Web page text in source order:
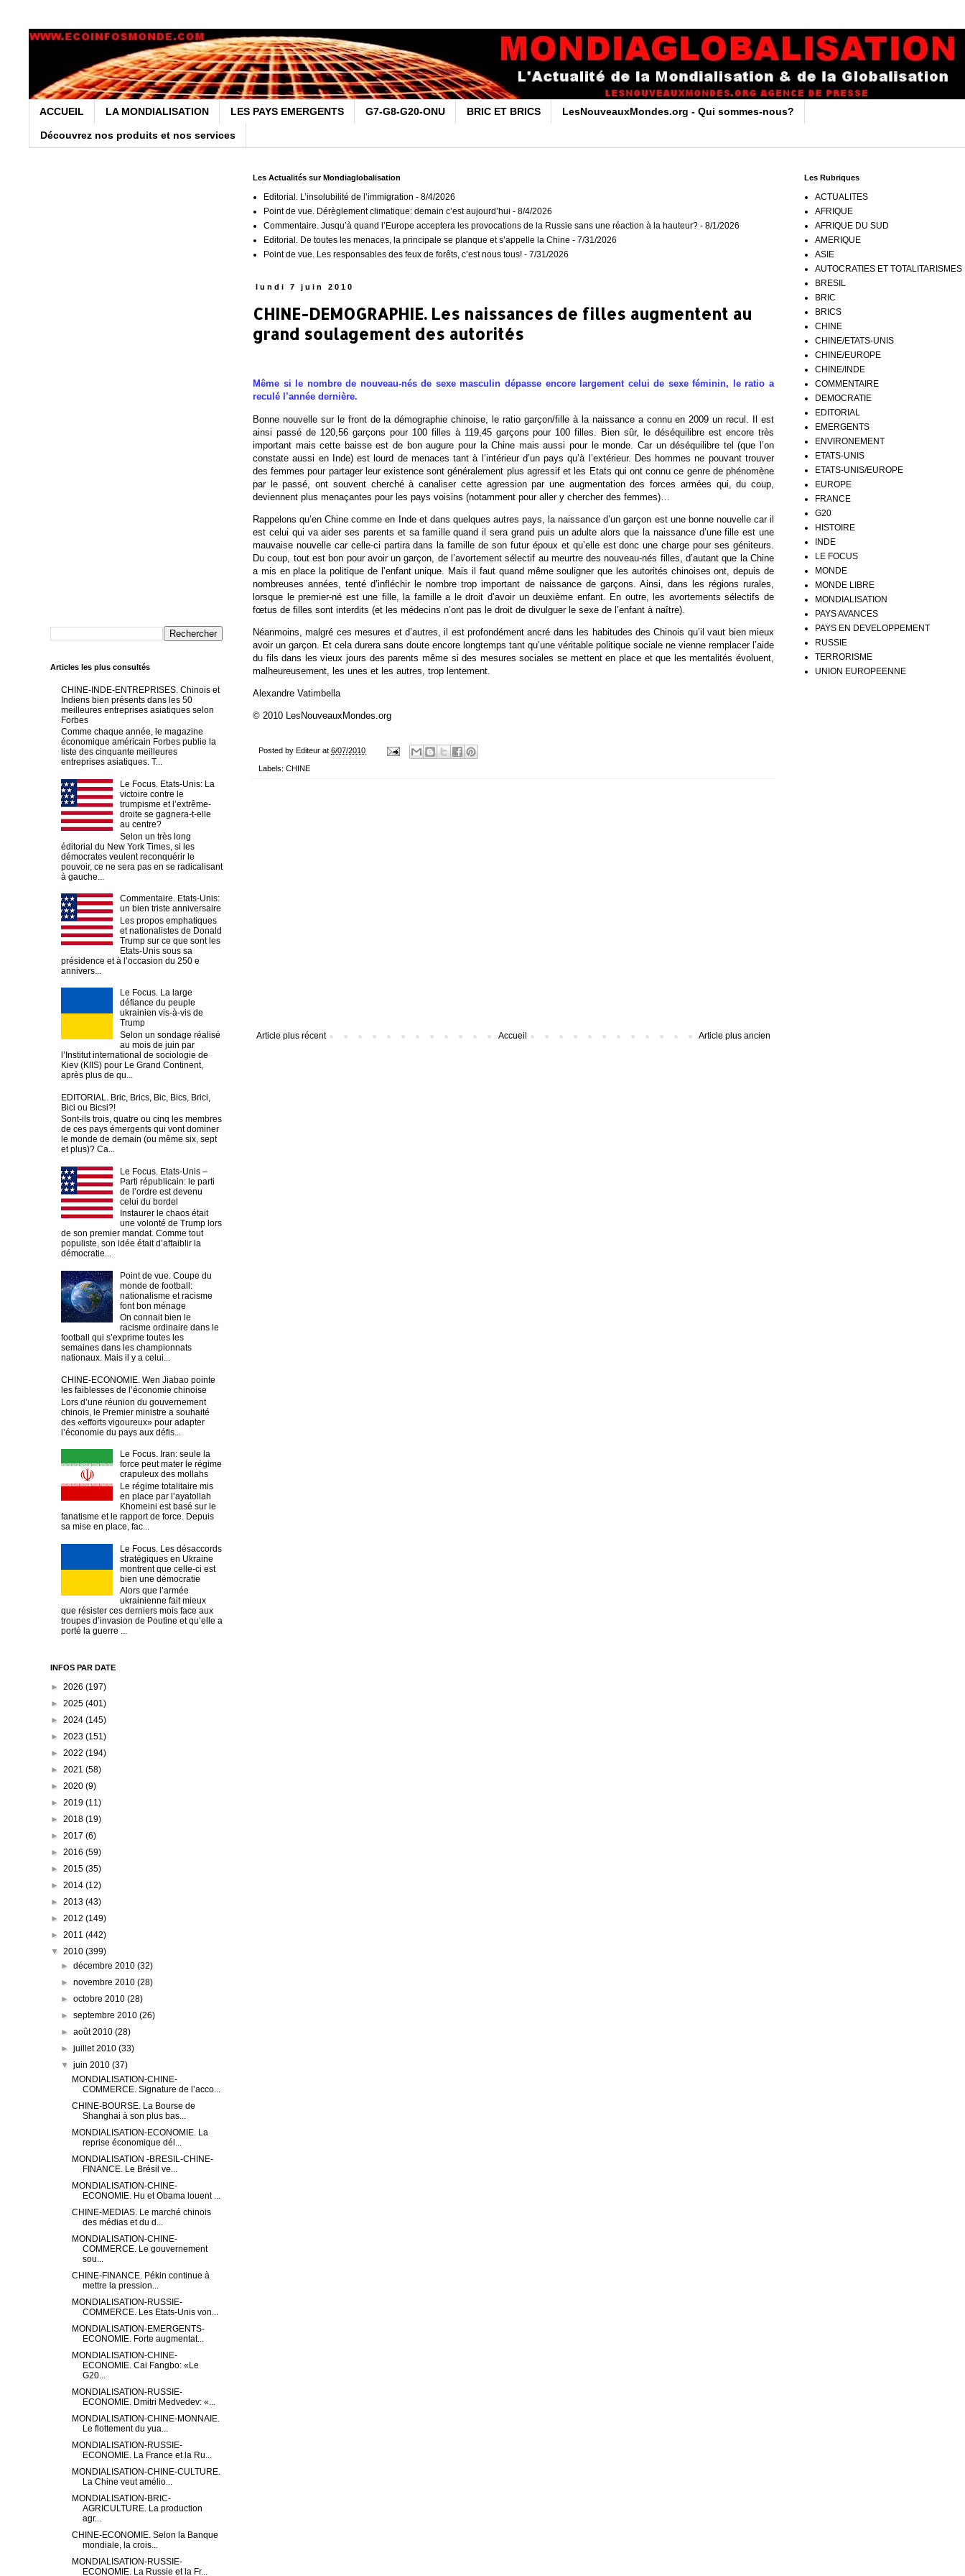
ACCUEIL LA MONDIALISATION LES PAYS EMERGENTS G7-G8-G20-ONU BRIC ET BRICS LesNouveauxMondes.org - Qui sommes-nous?
Découvrez nos produits et nos services
Les Actualités sur Mondiaglobalisation
Editorial. L’insolubilité de l’immigration - 8/4/2026
Point de vue. Dérèglement climatique: demain c’est aujourd’hui - 8/4/2026
Commentaire. Jusqu’à quand l’Europe acceptera les provocations de la Russie sans une réaction à la hauteur? - 8/1/2026
Editorial. De toutes les menaces, la principale se planque et s’appelle la Chine - 7/31/2026
Point de vue. Les responsables des feux de forêts, c’est nous tous! - 7/31/2026
lundi 7 juin 2010
CHINE-DEMOGRAPHIE. Les naissances de filles augmentent au
grand soulagement des autorités
Même si le nombre de nouveau-nés de sexe masculin dépasse encore largement celui de sexe féminin, le ratio a
reculé l’année dernière.
Bonne nouvelle sur le front de la démographie chinoise, le ratio garçon/fille à la naissance a connu en 2009 un recul. Il est
ainsi passé de 120,56 garçons pour 100 filles à 119,45 garçons pour 100 filles. Bien sûr, le déséquilibre est encore très
important mais cette baisse est de bon augure pour la Chine mais aussi pour le monde. Car un déséquilibre tel (que l’on
constate aussi en Inde) est lourd de menaces tant à l’intérieur d’un pays qu’à l’extérieur. Des hommes ne pouvant trouver
des femmes pour partager leur existence sont généralement plus agressif et les Etats qui ont connu ce genre de phénomène
par le passé, ont souvent cherché à canaliser cette agression par une augmentation des forces armées qui, du coup,
deviennent plus menaçantes pour les pays voisins (notamment pour aller y chercher des femmes)…
Rappelons qu’en Chine comme en Inde et dans quelques autres pays, la naissance d’un garçon est une bonne nouvelle car il
est celui qui va aider ses parents et sa famille quand il sera grand puis un adulte alors que la naissance d’une fille est une
mauvaise nouvelle car celle-ci partira dans la famille de son futur époux et qu’elle est donc une charge pour ses géniteurs.
Du coup, tout est bon pour avoir un garçon, de l’avortement sélectif au meurtre des nouveau-nés filles, d’autant que la Chine
a mis en place la politique de l’enfant unique. Mais il faut quand même souligner que les autorités chinoises ont, depuis de
nombreuses années, tenté d’infléchir le nombre trop important de naissance de garçons. Ainsi, dans les régions rurales,
lorsque le premier-né est une fille, la famille a le droit d’avoir un deuxième enfant. En outre, les avortements sélectifs de
fœtus de filles sont interdits (et les médecins n’ont pas le droit de divulguer le sexe de l’enfant à naître).
Néanmoins, malgré ces mesures et d’autres, il est profondément ancré dans les habitudes des Chinois qu’il vaut bien mieux
avoir un garçon. Et cela durera sans doute encore longtemps tant qu’une véritable politique sociale ne vienne remplacer l’aide
du fils dans les vieux jours des parents même si des mesures sociales se mettent en place et que les mentalités évoluent,
malheureusement, les unes et les autres, trop lentement.
Alexandre Vatimbella
© 2010 LesNouveauxMondes.org
Posted by Editeur at 6/07/2010
Labels: CHINE
Article plus récent Article plus ancien
Accueil
Articles les plus consultés
CHINE-INDE-ENTREPRISES. Chinois et
Indiens bien présents dans les 50
meilleures entreprises asiatiques selon
Forbes
Comme chaque année, le magazine
économique américain Forbes publie la
liste des cinquante meilleures
entreprises asiatiques. T...
Le Focus. Etats-Unis: La
victoire contre le
trumpisme et l’extrême-
droite se gagnera-t-elle
au centre?
Selon un très long
éditorial du New York Times, si les
démocrates veulent reconquérir le
pouvoir, ce ne sera pas en se radicalisant
à gauche...
Commentaire. Etats-Unis:
un bien triste anniversaire
Les propos emphatiques
et nationalistes de Donald
Trump sur ce que sont les
Etats-Unis sous sa
présidence et à l’occasion du 250 e
annivers...
Le Focus. La large
défiance du peuple
ukrainien vis-à-vis de
Trump
Selon un sondage réalisé
au mois de juin par
l’Institut international de sociologie de
Kiev (KIIS) pour Le Grand Continent,
après plus de qu...
EDITORIAL. Bric, Brics, Bic, Bics, Brici,
Bici ou Bicsi?!
Sont-ils trois, quatre ou cinq les membres
de ces pays émergents qui vont dominer
le monde de demain (ou même six, sept
et plus)? Ca...
Le Focus. Etats-Unis –
Parti républicain: le parti
de l’ordre est devenu
celui du bordel
Instaurer le chaos était
une volonté de Trump lors
de son premier mandat. Comme tout
populiste, son idée était d’affaiblir la
démocratie...
Point de vue. Coupe du
monde de football:
nationalisme et racisme
font bon ménage
On connait bien le
racisme ordinaire dans le
football qui s’exprime toutes les
semaines dans les championnats
nationaux. Mais il y a celui...
CHINE-ECONOMIE. Wen Jiabao pointe
les faiblesses de l’économie chinoise
Lors d’une réunion du gouvernement
chinois, le Premier ministre a souhaité
des «efforts vigoureux» pour adapter
l’économie du pays aux défis...
Le Focus. Iran: seule la
force peut mater le régime
crapuleux des mollahs
Le régime totalitaire mis
en place par l’ayatollah
Khomeini est basé sur le
fanatisme et le rapport de force. Depuis
sa mise en place, fac...
Le Focus. Les désaccords
stratégiques en Ukraine
montrent que celle-ci est
bien une démocratie
Alors que l’armée
ukrainienne fait mieux
que résister ces derniers mois face aux
troupes d’invasion de Poutine et qu’elle a
porté la guerre ...
INFOS PAR DATE
► 2026 (197)
► 2025 (401)
► 2024 (145)
► 2023 (151)
► 2022 (194)
► 2021 (58)
► 2020 (9)
► 2019 (11)
► 2018 (19)
► 2017 (6)
► 2016 (59)
► 2015 (35)
► 2014 (12)
► 2013 (43)
► 2012 (149)
► 2011 (442)
▼ 2010 (399)
►décembre 2010(32)
►novembre 2010(28)
►octobre 2010(28)
►septembre 2010(26)
►août 2010(28)
►juillet 2010(33)
▼juin 2010(37)
MONDIALISATION-CHINE-
COMMERCE. Signature de l’acco...
CHINE-BOURSE. La Bourse de
Shanghai à son plus bas...
MONDIALISATION-ECONOMIE. La
reprise économique dél...
MONDIALISATION -BRESIL-CHINE-
FINANCE. Le Brésil ve...
MONDIALISATION-CHINE-
ECONOMIE. Hu et Obama louent ...
CHINE-MEDIAS. Le marché chinois
des médias et du d...
MONDIALISATION-CHINE-
COMMERCE. Le gouvernement
sou...
CHINE-FINANCE. Pékin continue à
mettre la pression...
MONDIALISATION-RUSSIE-
COMMERCE. Les Etats-Unis von...
MONDIALISATION-EMERGENTS-
ECONOMIE. Forte augmentat...
MONDIALISATION-CHINE-
ECONOMIE. Cai Fangbo: «Le
G20...
MONDIALISATION-RUSSIE-
ECONOMIE. Dmitri Medvedev: «...
MONDIALISATION-CHINE-MONNAIE.
Le flottement du yua...
MONDIALISATION-RUSSIE-
ECONOMIE. La France et la Ru...
MONDIALISATION-CHINE-CULTURE.
La Chine veut amélio...
MONDIALISATION-BRIC-
AGRICULTURE. La production
agr...
CHINE-ECONOMIE. Selon la Banque
mondiale, la crois...
MONDIALISATION-RUSSIE-
ECONOMIE. La Russie et la Fr...
Les Rubriques
ACTUALITES
AFRIQUE
AFRIQUE DU SUD
AMERIQUE
ASIE
AUTOCRATIES ET TOTALITARISMES
BRESIL
BRIC
BRICS
CHINE
CHINE/ETATS-UNIS
CHINE/EUROPE
CHINE/INDE
COMMENTAIRE
DEMOCRATIE
EDITORIAL
EMERGENTS
ENVIRONEMENT
ETATS-UNIS
ETATS-UNIS/EUROPE
EUROPE
FRANCE
G20
HISTOIRE
INDE
LE FOCUS
MONDE
MONDE LIBRE
MONDIALISATION
PAYS AVANCES
PAYS EN DEVELOPPEMENT
RUSSIE
TERRORISME
UNION EUROPEENNE